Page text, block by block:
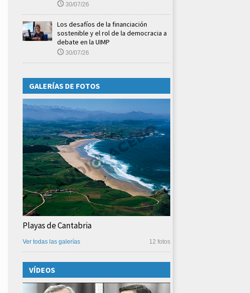
30/07/26
Los desafíos de la financiación
sostenible y el rol de la democracia a
debate en la UIMP
30/07/26
GALERÍAS DE FOTOS
Playas de Cantabria
12 fotos
Ver todas las galerías
VÍDEOS